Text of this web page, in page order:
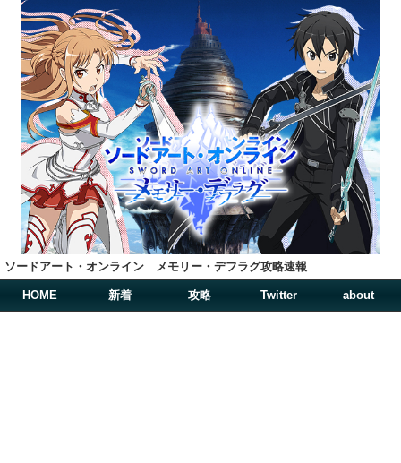
ソードアート・オンライン メモリー・デフラグ攻略速報
HOME 新着 攻略 Twitter about